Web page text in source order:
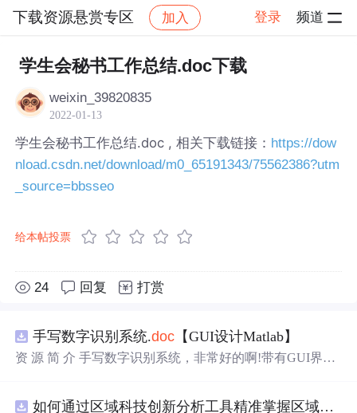
下载资源悬赏专区 加入 登录 频道
社区 下载资源悬赏专区 帖子详情
学生会秘书工作总结.doc下载
weixin_39820835
2022-01-13
学生会秘书工作总结.doc , 相关下载链接： https://dow
nload.csdn.net/download/m0_65191343/75562386?utm
_source=bbsseo
给本帖投票
24 回复 打赏
手写数字识别系统.doc 【GUI设计Matlab】
资 源 简 介 手写数字识别系统，非常好的啊!带有GUI界
带有直观的图形用户界面（GUI），非常容易使用。你只
如何通过区域科技创新分析工具精准掌握区域创新要素分布与产业链融合现状？.